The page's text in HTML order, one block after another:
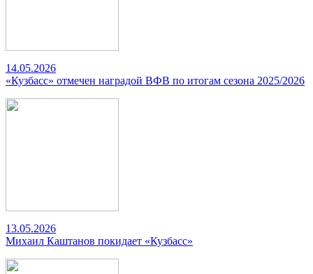
14.05.2026
«Кузбасс» отмечен наградой ВФВ по итогам сезона 2025/2026
13.05.2026
Михаил Каштанов покидает «Кузбасс»